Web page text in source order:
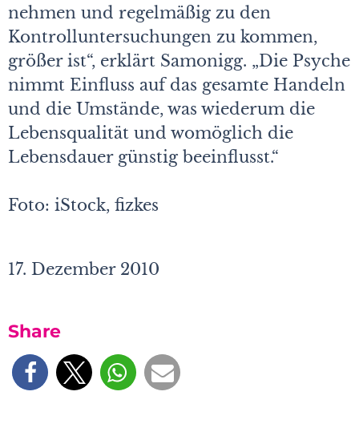
nehmen und regelmäßig zu den
Kontrolluntersuchungen zu kommen,
größer ist“, erklärt Samonigg. „Die Psyche
nimmt Einfluss auf das gesamte Handeln
und die Umstände, was wiederum die
Lebensqualität und womöglich die
Lebensdauer günstig beeinflusst.“
Foto: iStock, fizkes
17. Dezember 2010
Share